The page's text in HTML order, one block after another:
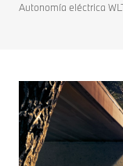
Autonomía eléctrica